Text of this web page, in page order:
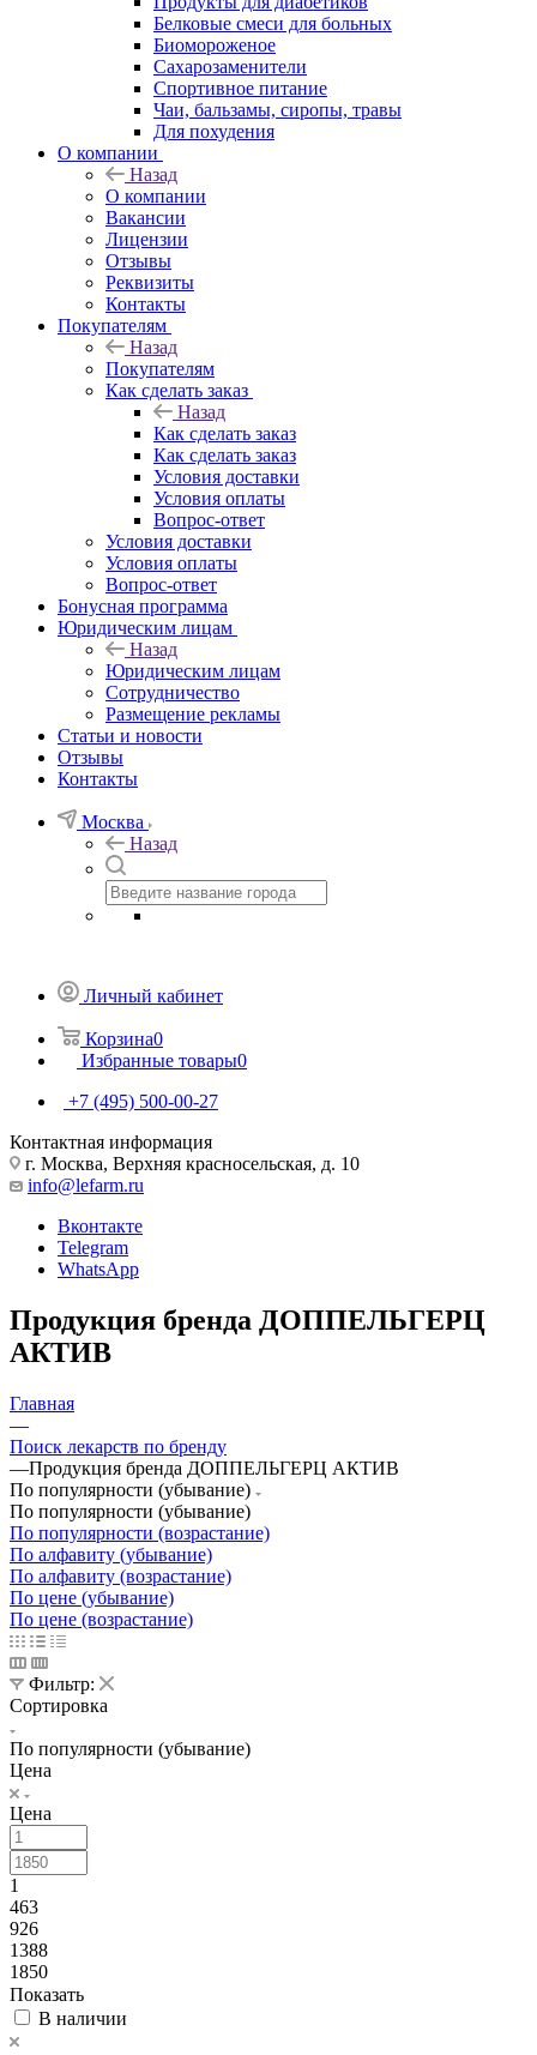
Белковые смеси для больных
Биомороженое
Сахарозаменители
Спортивное питание
Чаи, бальзамы, сиропы, травы
Для похудения
О компании
Назад
О компании
Вакансии
Лицензии
Отзывы
Реквизиты
Контакты
Покупателям
Назад
Покупателям
Как сделать заказ
Назад
Как сделать заказ
Как сделать заказ
Условия доставки
Условия оплаты
Вопрос-ответ
Условия доставки
Условия оплаты
Вопрос-ответ
Бонусная программа
Юридическим лицам
Назад
Юридическим лицам
Сотрудничество
Размещение рекламы
Статьи и новости
Отзывы
Контакты
Москва
Назад
Личный кабинет
Корзина0
Избранные товары0
+7 (495) 500-00-27
Контактная информация
г. Москва, Верхняя красносельская, д. 10
info@lefarm.ru
Вконтакте
Telegram
WhatsApp
Продукция бренда ДОППЕЛЬГЕРЦ
АКТИВ
Главная
—
Поиск лекарств по бренду
—Продукция бренда ДОППЕЛЬГЕРЦ АКТИВ
По популярности (убывание)
По популярности (убывание)
По популярности (возрастание)
По алфавиту (убывание)
По алфавиту (возрастание)
По цене (убывание)
По цене (возрастание)
Фильтр:
Сортировка
По популярности (убывание)
Цена
Цена
1
463
926
1388
1850
Показать
В наличии